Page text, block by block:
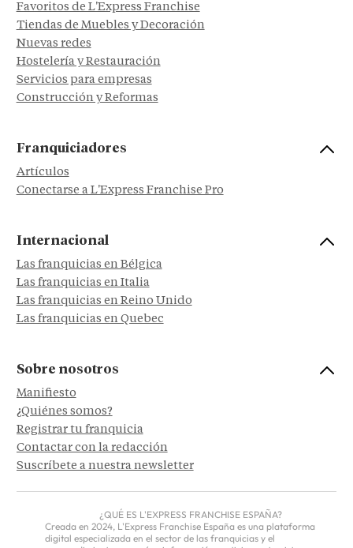
Favoritos de L'Express Franchise
Tiendas de Muebles y Decoración
Nuevas redes
Hostelería y Restauración
Servicios para empresas
Construcción y Reformas
Franquiciadores
Artículos
Conectarse a L'Express Franchise Pro
Internacional
Las franquicias en Bélgica
Las franquicias en Italia
Las franquicias en Reino Unido
Las franquicias en Quebec
Sobre nosotros
Manifiesto
¿Quiénes somos?
Registrar tu franquicia
Contactar con la redacción
Suscríbete a nuestra newsletter
¿QUÉ ES L'EXPRESS FRANCHISE ESPAÑA?
Creada en 2024, L'Express Franchise España es una plataforma
digital especializada en el sector de las franquicias y el